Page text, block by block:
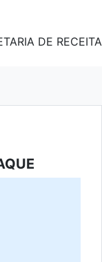
DE RECEITA